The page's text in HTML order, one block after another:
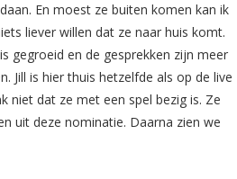
En moest ze buiten komen kan ik
liever willen dat ze naar huis komt.
gegroeid en de gesprekken zijn meer
Jill is hier thuis hetzelfde als op de live
niet dat ze met een spel bezig is. Ze
uit deze nominatie. Daarna zien we